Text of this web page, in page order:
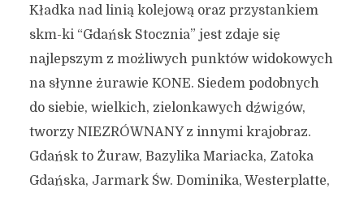
Kładka nad linią kolejową oraz przystankiem
skm-ki “Gdańsk Stocznia” jest zdaje się
najlepszym z możliwych punktów widokowych
na słynne żurawie KONE. Siedem podobnych
do siebie, wielkich, zielonkawych dźwigów,
tworzy NIEZRÓWNANY z innymi krajobraz.
Gdańsk to Żuraw, Bazylika Mariacka, Zatoka
Gdańska, Jarmark Św. Dominika, Westerplatte,